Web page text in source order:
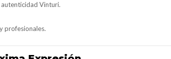
Vinturi.
profesionales.